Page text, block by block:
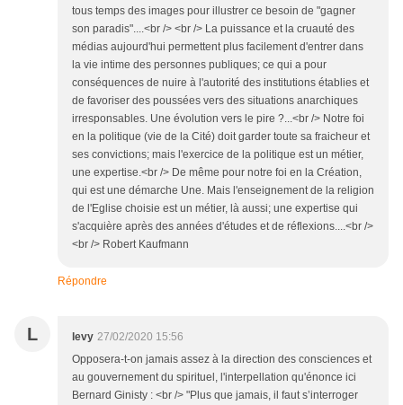
tous temps des images pour illustrer ce besoin de "gagner
son paradis"....<br /> <br /> La puissance et la cruauté des
médias aujourd'hui permettent plus facilement d'entrer dans
la vie intime des personnes publiques; ce qui a pour
conséquences de nuire à l'autorité des institutions établies et
de favoriser des poussées vers des situations anarchiques
irresponsables. Une évolution vers le pire ?...<br /> Notre foi
en la politique (vie de la Cité) doit garder toute sa fraicheur et
ses convictions; mais l'exercice de la politique est un métier,
une expertise.<br /> De même pour notre foi en la Création,
qui est une démarche Une. Mais l'enseignement de la religion
de l'Eglise choisie est un métier, là aussi; une expertise qui
s'acquière après des années d'études et de réflexions....<br />
<br /> Robert Kaufmann
Répondre
L levy 27/02/2020 15:56
Opposera-t-on jamais assez à la direction des consciences et
au gouvernement du spirituel, l'interpellation qu'énonce ici
Bernard Ginisty : <br /> "Plus que jamais, il faut s’interroger